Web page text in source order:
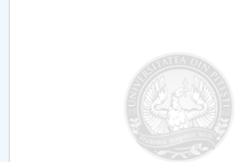
Comisie de etica unversitară
Accesibilitate pentru studenții cu